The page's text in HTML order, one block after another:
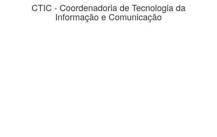
CTIC - Coordenadoria de Tecnologia da
Informação e Comunicação